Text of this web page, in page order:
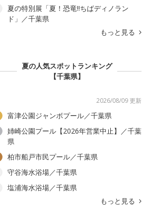
夏の特別展「夏！恐竜!!ちばディノラン
ド」／千葉県
もっと見る
夏の人気スポットランキング
【千葉県】
2026/08/09 更新
富津公園ジャンボプール／千葉県
姉崎公園プール【2026年営業中止】／千葉
県
柏市船戸市民プール／千葉県
守谷海水浴場／千葉県
塩浦海水浴場／千葉県
もっと見る